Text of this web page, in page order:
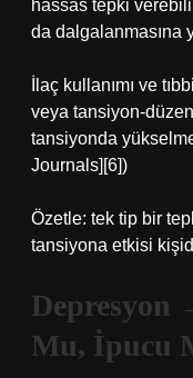
hassas tepki
da dalgalanmasına
İlaç kullanımı ve
veya tansiyon-
tansiyonda
Journals][6])
Özetle: tek tip bir
tansiyona etkisi
Depresyon
Mu, İpucu